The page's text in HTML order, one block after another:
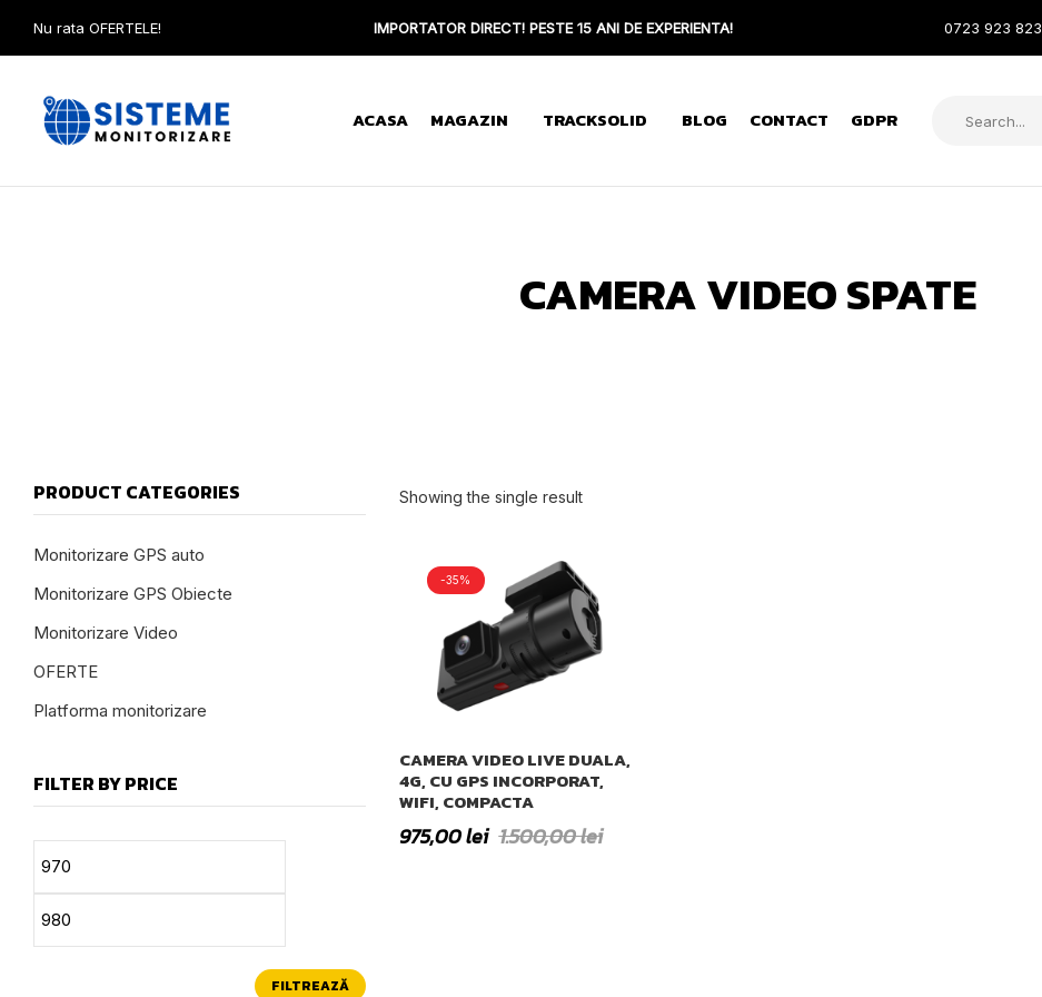
Nu rata OFERTELE! IMPORTATOR DIRECT! PESTE 15 ANI DE EXPERIENTA! 0723 923 823
ACASA MAGAZIN TRACKSOLID BLOG CONTACT GDPR
CAMERA VIDEO SPATE
PRODUCT CATEGORIES
Monitorizare GPS auto
Monitorizare GPS Obiecte
Monitorizare Video
OFERTE
Platforma monitorizare
FILTER BY PRICE
FILTREAZĂ
Showing the single result
-35%
CAMERA VIDEO LIVE DUALA,
4G, CU GPS INCORPORAT,
WIFI, COMPACTA
1.500,00lei
975,00lei